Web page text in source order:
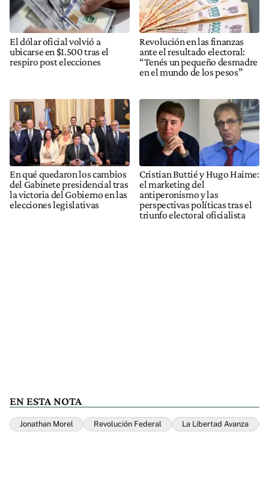
El dólar oficial volvió a
ubicarse en $1.500 tras el
respiro post elecciones
Revolución en las finanzas
ante el resultado electoral:
“Tenés un pequeño desmadre
en el mundo de los pesos”
En qué quedaron los cambios
del Gabinete presidencial tras
la victoria del Gobierno en las
elecciones legislativas
Cristian Buttié y Hugo Haime:
el marketing del
antiperonismo y las
perspectivas políticas tras el
triunfo electoral oficialista
EN ESTA NOTA
Jonathan Morel Revolución Federal La Libertad Avanza